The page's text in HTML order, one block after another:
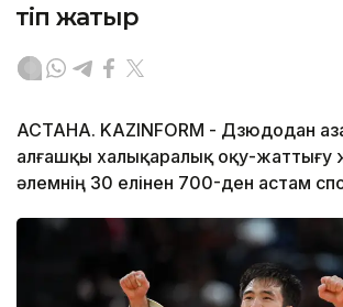
өтіп жатыр
АСТАНА. KAZINFORM - Дзюдодан
алғашқы халықаралық оқу-жаттығу
әлемнің 30 елінен 700-ден астам